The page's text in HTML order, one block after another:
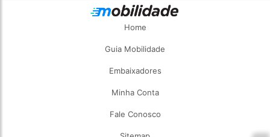
Home
Guia Mobilidade
Embaixadores
Minha Conta
Fale Conosco